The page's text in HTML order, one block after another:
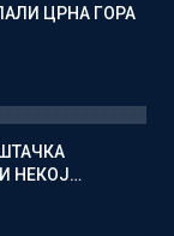
ЦРНА ГОРА
НЕКОЈ…